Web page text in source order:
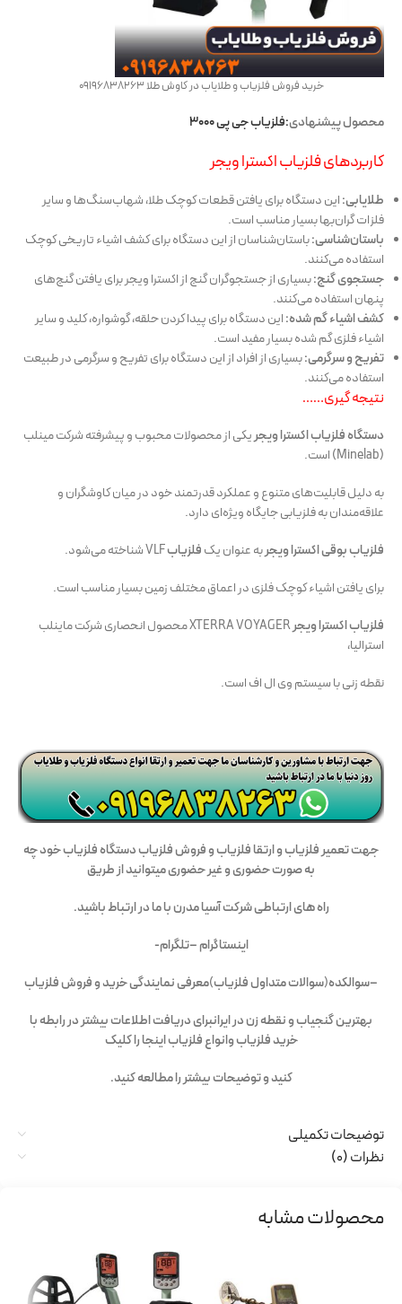
خرید فروش فلزیاب و طلایاب در کاوش طلا 09196838263
محصول پیشنهادی:فلزیاب جی پی 3000
کاربردهای فلزیاب اکسترا ویجر
طلایابی:این دستگاه برای یافتن قطعات کوچک طلا، شهاب‌سنگ‌ها و سایر
فلزات گران‌بها بسیار مناسب است.
باستان‌شناسی:باستان‌شناسان از این دستگاه برای کشف اشیاء تاریخی کوچک
استفاده می‌کنند.
جستجوی گنج:بسیاری از جستجوگران گنج از اکسترا ویجر برای یافتن گنج‌های
پنهان استفاده می‌کنند.
کشف اشیاء گم شده:این دستگاه برای پیدا کردن حلقه، گوشواره، کلید و سایر
اشیاء فلزی گم شده بسیار مفید است.
تفریح و سرگرمی:بسیاری از افراد از این دستگاه برای تفریح و سرگرمی در طبیعت
استفاده می‌کنند.
نتیجه گیری……
دستگاه فلزیاب اکسترا ویجریکی از محصولات محبوب و پیشرفته شرکت مینلب
(Minelab) است.
به دلیل قابلیت‌های متنوع و عملکرد قدرتمند خود در میان کاوشگران و
علاقه‌مندان به فلزیابی جایگاه ویژه‌ای دارد.
فلزیاب بوقی اکسترا ویجربه عنوان یکفلزیابVLF شناخته می‌شود.
برای یافتن اشیاء کوچک فلزی در اعماق مختلف زمین بسیار مناسب است.
فلزیاب اکسترا ویجر
XTERRA VOYAGER محصول انحصاری شرکت ماینلب
استرالیا،
نقطه زنی با سیستم وی ال اف است.
جهت تعمیر فلزیاب و ارتقا فلزیاب و فروش فلزیاب دستگاه فلزیابخود چه
به صورت حضوری و غیر حضوری میتوانید از طریق
راه های ارتباطی شرکت آسیا مدرن با ما در ارتباط باشید.
اینستاگرام –تلگرام-
–سوالکده(سوالات متداول فلزیاب)معرفی نمایندگی خرید و فروش فلزیاب
بهترین گنجیاب و نقطه زن در ایرانبرای دریافت اطلاعات بیشتر در رابطه با
خرید فلزیاب وانواع فلزیاب اینجا را کلیک
کنید و توضیحات بیشتر را مطالعه کنید.
توضیحات تکمیلی
نظرات (0)
محصولات مشابه